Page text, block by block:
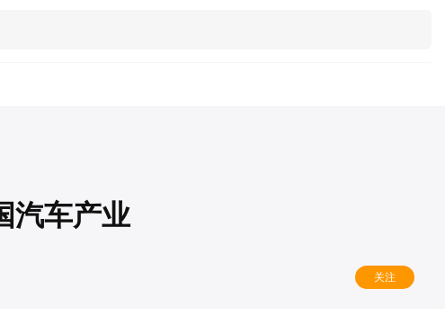
汽车产业
关注